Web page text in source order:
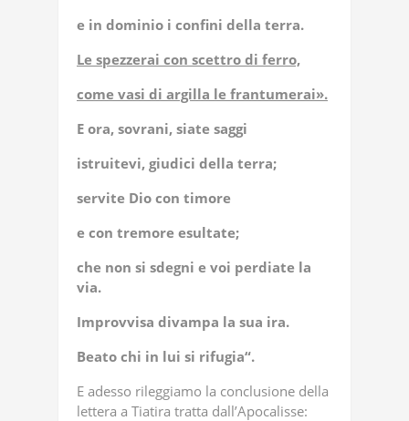
e in dominio i confini della terra.
Le spezzerai con scettro di ferro,
come vasi di argilla le frantumerai».
E ora, sovrani, siate saggi
istruitevi, giudici della terra;
servite Dio con timore
e con tremore esultate;
che non si sdegni e voi perdiate la
via.
Improvvisa divampa la sua ira.
Beato chi in lui si rifugia“.
E adesso rileggiamo la conclusione della
lettera a Tiatira tratta dall’Apocalisse: